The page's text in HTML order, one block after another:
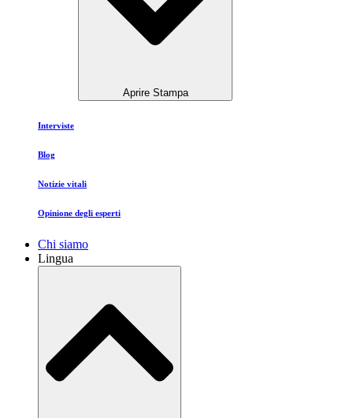
Aprire Stampa
Interviste
Blog
Notizie vitali
Opinione degli esperti
Chi siamo
Lingua